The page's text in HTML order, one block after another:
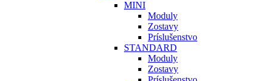
MINI
Moduly
Zostavy
Príslušenstvo
STANDARD
Moduly
Zostavy